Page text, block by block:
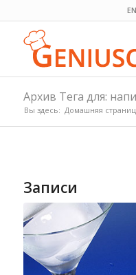
EN
Архив Тега для:
Вы здесь: Домашняя
Записи